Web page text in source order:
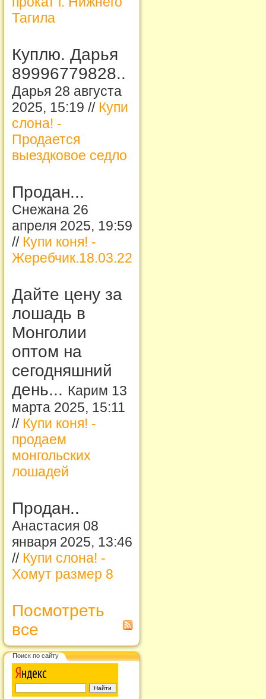
Тагила
Куплю. Дарья
89996779828..
Дарья 28 августа
2025, 15:19 // Купи
слона! -
Продается
выездковое седло
Продан...
Снежана 26
апреля 2025, 19:59
// Купи коня! -
Жеребчик.18.03.22
Дайте цену за
лошадь в
Монголии
оптом на
сегодняшний
день... Карим 13
марта 2025, 15:11
// Купи коня! -
продаем
монгольских
лошадей
Продан..
Анастасия 08
января 2025, 13:46
// Купи слона! -
Хомут размер 8
Посмотреть
все
Поиск по сайту